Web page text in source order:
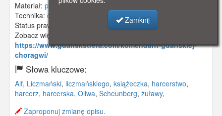
Materiał: papier
Technika: druk
Status prawny:
Użycie Niekomercyjne
Zobacz więcej:
https://www.gdanskstrefa.com/komendant-gdanskiej-
choragwi/
Słowa kluczowe:
Alf, Liczmański, liczmańskiego, książeczka, harcerstwo,
harcerz, harcerska, Oliwa, Scheunberg, żuławy,
Zaproponuj zmianę opisu.
Zamknij